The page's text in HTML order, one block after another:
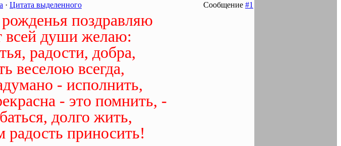
· Цитата выделенного Сообщение #1
поздравляю
всей души желаю:
радости, добра,
веселою всегда,
- исполнить,
- это помнить, -
долго жить,
приносить!